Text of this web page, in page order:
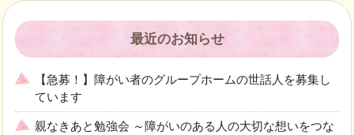
最近のお知らせ
【急募！】障がい者のグループホームの世話人を募集し
ています
親なきあと勉強会 ～障がいのある人の大切な想いをつな